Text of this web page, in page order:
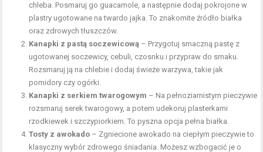
chleba. Posmaruj go guacamole, a następnie dodaj pokrojone w
plastry ugotowane na twardo jajka. To znakomite źródło białka
oraz zdrowych tłuszczów.
Kanapki z pastą soczewicową – Przygotuj smaczną pastę z
ugotowanej soczewicy, cebuli, czosnku i przypraw do smaku.
Rozsmaruj ją na chlebie i dodaj świeże warzywa, takie jak
pomidory czy ogórki.
Kanapki z serkiem twarogowym – Na pełnoziarnistym pieczywie
rozsmaruj serek twarogowy, a potem udekoruj plasterkami
rzodkiewek i szczypiorkiem. To pyszna opcja pełna białka.
Tosty z awokado – Zgniecione awokado na ciepłym pieczywie to
klasyczny wybór zdrowego śniadania. Możesz wzbogacić je o